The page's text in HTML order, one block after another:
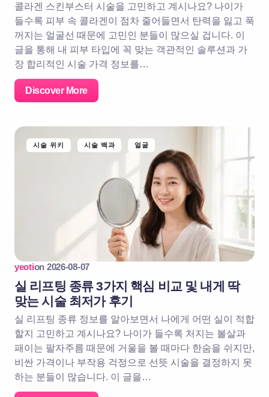
콜라겐 스킨부스터 시술을 고민하고 계시나요? 나이가
들수록 피부 속 콜라겐이 점차 줄어들면서 탄력을 잃고 푹
꺼지는 얼굴선 때문에 고민인 분들이 많으실 겁니다. 이
글을 통해 내 피부 타입에 꼭 맞는 객관적인 솔루션과 가
장 합리적인 시술 가격 정보를…
Discover More
시술 위키 시술 백과 얼굴
yeotion 2026-08-07
실 리프팅 종류 3가지 핵심 비교 및 내게 딱
맞는 시술 최저가 후기
실 리프팅 종류 정보를 알아보면서 나에게 어떤 실이 적합
할지 고민하고 계시나요? 나이가 들수록 처지는 볼살과
패이는 팔자주름 때문에 거울을 볼 때마다 한숨을 쉬지만,
비싼 가격이나 부작용 걱정으로 선뜻 시술을 결정하지 못
하는 분들이 많습니다. 이 글을…